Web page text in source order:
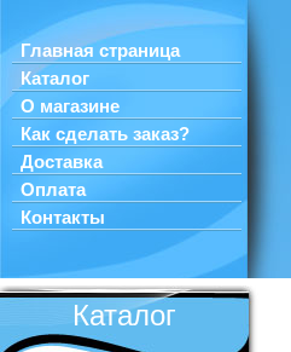
Главная страница
Каталог
О магазине
Как сделать заказ?
Доставка
Оплата
Контакты
Каталог